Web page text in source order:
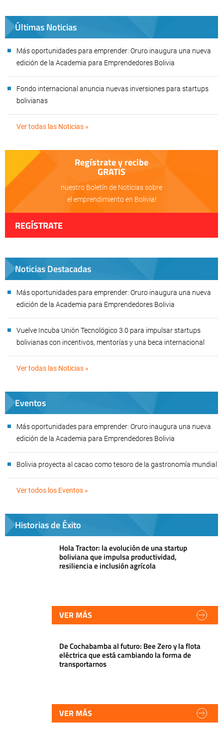
Últimas Noticias
Más oportunidades para emprender: Oruro inaugura una nueva
edición de la Academia para Emprendedores Bolivia
Fondo internacional anuncia nuevas inversiones para startups
bolivianas
Ver todas las Noticias »
Regístrate y recibe
GRATIS
nuestro Boletín de Noticias sobre
el emprendimiento en Bolivia!
REGÍSTRATE
Noticias Destacadas
Más oportunidades para emprender: Oruro inaugura una nueva
edición de la Academia para Emprendedores Bolivia
Vuelve Incuba Unión Tecnológico 3.0 para impulsar startups
bolivianas con incentivos, mentorías y una beca internacional
Ver todas las Noticias »
Eventos
Más oportunidades para emprender: Oruro inaugura una nueva
edición de la Academia para Emprendedores Bolivia
Bolivia proyecta al cacao como tesoro de la gastronomía mundial
Ver todos los Eventos »
Historias de Éxito
Hola Tractor: la evolución de una startup
boliviana que impulsa productividad,
resiliencia e inclusión agrícola
VER MÁS
De Cochabamba al futuro: Bee Zero y la flota
eléctrica que está cambiando la forma de
transportarnos
VER MÁS